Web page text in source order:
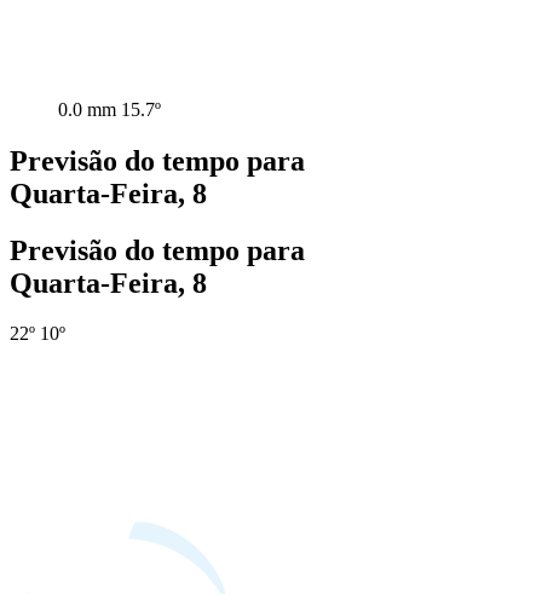
0.0 mm 15.7º
Previsão do tempo para
Quarta-Feira, 8
Previsão do tempo para
Quarta-Feira, 8
22º 10º